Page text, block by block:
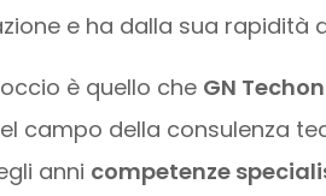
e ha dalla sua rapidità
è quello che GN
campo della consulenza
anni competenze